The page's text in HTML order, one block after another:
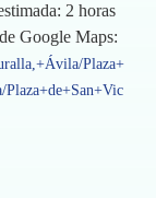
2 horas
Google Maps:
Plaza+